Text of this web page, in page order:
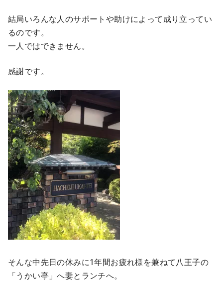
結局いろんな人のサポートや助けによって成り立ってい
るのです。
一人ではできません。
感謝です。
そんな中先日の休みに1年間お疲れ様を兼ねて八王子の
「うかい亭」へ妻とランチへ。